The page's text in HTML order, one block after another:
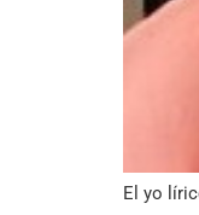
El yo